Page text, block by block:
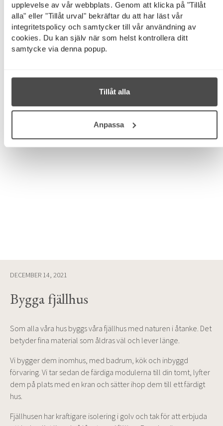
upplevelse av vår webbplats. Genom att klicka på "Tillåt
alla" eller "Tillåt urval" bekräftar du att har läst vår
integritetspolicy och samtycker till vår användning av
cookies. Du kan själv när som helst kontrollera ditt
samtycke via denna popup.
Tillåt alla
Anpassa
DECEMBER 14, 2021
Bygga fjällhus
Som alla våra hus byggs våra fjällhus med naturen i åtanke. Det
betyder fina material som åldras väl och lever länge.
Vi bygger dem inomhus, med badrum, kök och inbyggd
förvaring. Vi tar sedan de färdiga modulerna till din tomt, lyfter
dem på plats med en kran och sätter ihop dem till ett färdigt
hus.
Fjällhusen har kraftigare isolering i golv och tak för att erbjuda